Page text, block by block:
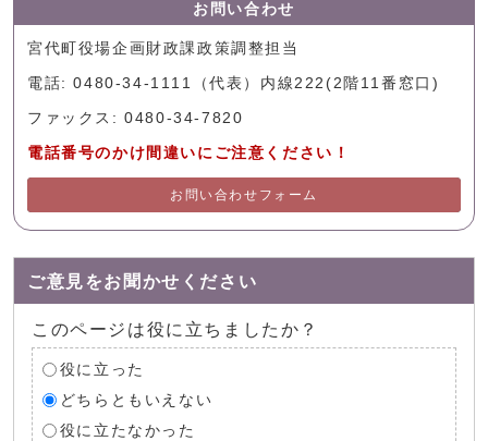
お問い合わせ
宮代町役場企画財政課政策調整担当
電話: 0480-34-1111（代表）内線222(2階11番窓口)
ファックス: 0480-34-7820
電話番号のかけ間違いにご注意ください！
お問い合わせフォーム
ご意見をお聞かせください
このページは役に立ちましたか？
役に立った
どちらともいえない
役に立たなかった